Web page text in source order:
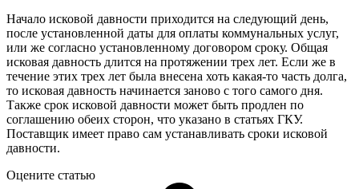
Начало исковой давности приходится на следующий день,
после установленной даты для оплаты коммунальных услуг,
или же согласно установленному договором сроку. Общая
исковая давность длится на протяжении трех лет. Если же в
течение этих трех лет была внесена хоть какая-то часть долга,
то исковая давность начинается заново с того самого дня.
Также срок исковой давности может быть продлен по
соглашению обеих сторон, что указано в статьях ГКУ.
Поставщик имеет право сам устанавливать сроки исковой
давности.
Оцените статью